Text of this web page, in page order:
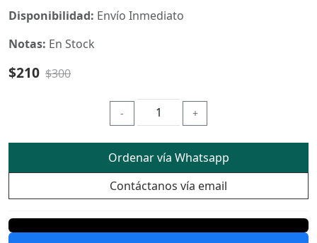
Disponibilidad: Envío Inmediato
Notas: En Stock
$210 $300
- +
Ordenar vía Whatsapp
Contáctanos vía email